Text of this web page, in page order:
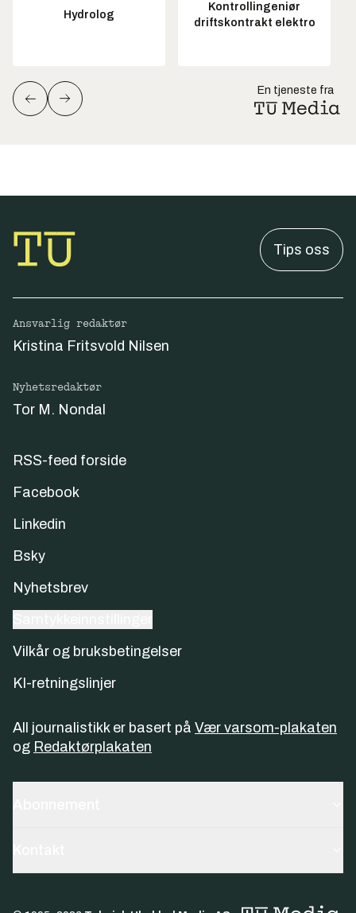
Hydrolog
Kontrollingeniør
driftskontrakt elektro
En tjeneste fra
Tips oss
Ansvarlig redaktør
Kristina Fritsvold Nilsen
Nyhetsredaktør
Tor M. Nondal
RSS-feed forside
Facebook
Linkedin
Bsky
Nyhetsbrev
Vilkår og bruksbetingelser
KI-retningslinjer
All journalistikk er basert på Vær varsom-plakaten
og Redaktørplakaten